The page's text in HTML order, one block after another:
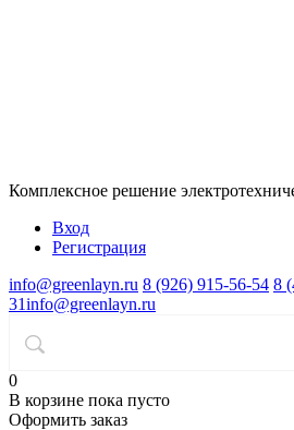
Комплексное решение
Вход
Регистрация
info@greenlayn.ru 8 (926) 915-56-54 8
31info@greenlayn.ru
0
В корзине пока пусто
Оформить заказ